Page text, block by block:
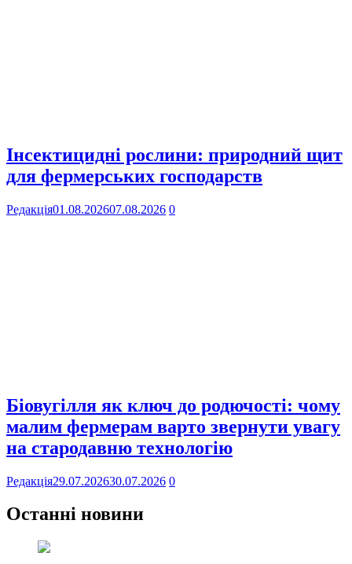
Інсектицидні рослини: природний щит
для фермерських господарств
Редакція01.08.202607.08.2026 0
Біовугілля як ключ до родючості: чому
малим фермерам варто звернути увагу
на стародавню технологію
Редакція29.07.202630.07.2026 0
Останні новини